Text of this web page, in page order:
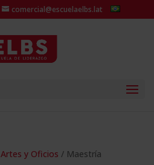
comercial@escuelaelbs.lat
Artes y Oficios / Maestría